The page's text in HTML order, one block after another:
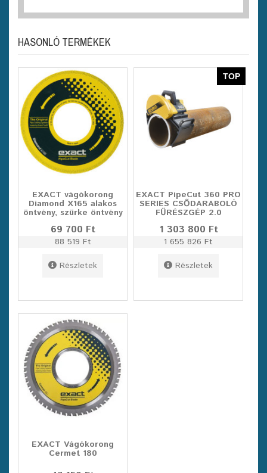
HASONLÓ TERMÉKEK
EXACT vágókorong
Diamond X165 alakos
öntvény, szürke öntvény
69 700 Ft
88 519 Ft
Részletek
TOP
EXACT PipeCut 360 PRO
SERIES CSŐDARABOLÓ
FŰRÉSZGÉP 2.0
1 303 800 Ft
1 655 826 Ft
Részletek
EXACT Vágókorong
Cermet 180